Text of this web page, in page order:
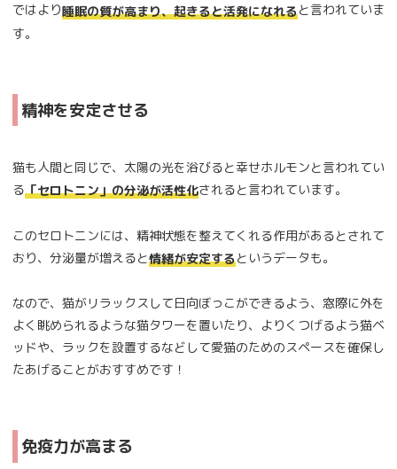
ではより睡眠の質が高まり、起きると活発になれると言われていま
す。
精神を安定させる
猫も人間と同じで、太陽の光を浴びると幸せホルモンと言われてい
る「セロトニン」の分泌が活性化されると言われています。
このセロトニンには、精神状態を整えてくれる作用があるとされて
おり、分泌量が増えると情緒が安定するというデータも。
なので、猫がリラックスして日向ぼっこができるよう、窓際に外を
よく眺められるような猫タワーを置いたり、よりくつげるよう猫ベ
ッドや、ラックを設置するなどして愛猫のためのスペースを確保し
たあげることがおすすめです！
免疫力が高まる